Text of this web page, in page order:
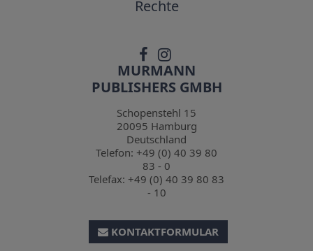
Rechte
MURMANN
PUBLISHERS GMBH
Schopenstehl 15
20095 Hamburg
Deutschland
Telefon: +49 (0) 40 39 80
83 - 0
Telefax: +49 (0) 40 39 80 83
- 10
KONTAKTFORMULAR